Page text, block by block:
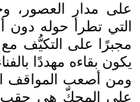
على مدار العصور،
التي تطرأ حوله دون
مجبرًا على التكيُّف
يكون بقاءه مهددًا
ومن أصعب المواقف
على المحكّ هي حقب